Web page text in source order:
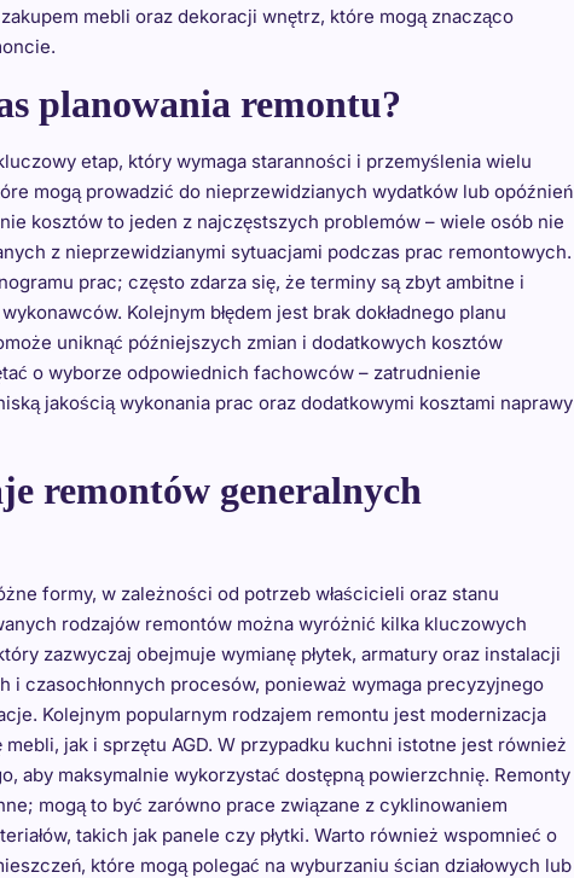
mebli oraz dekoracji wnętrz, które mogą znacząco
planowania remontu?
etap, który wymaga staranności i przemyślenia wielu
mogą prowadzić do nieprzewidzianych wydatków lub opóźnień
kosztów to jeden z najczęstszych problemów – wiele osób nie
z nieprzewidzianymi sytuacjami podczas prac remontowych.
prac; często zdarza się, że terminy są zbyt ambitne i
Kolejnym błędem jest brak dokładnego planu
uniknąć późniejszych zmian i dodatkowych kosztów
o wyborze odpowiednich fachowców – zatrudnienie
jakością wykonania prac oraz dodatkowymi kosztami naprawy
remontów generalnych
formy, w zależności od potrzeb właścicieli oraz stanu
rodzajów remontów można wyróżnić kilka kluczowych
zazwyczaj obejmuje wymianę płytek, armatury oraz instalacji
czasochłonnych procesów, ponieważ wymaga precyzyjnego
Kolejnym popularnym rodzajem remontu jest modernizacja
jak i sprzętu AGD. W przypadku kuchni istotne jest również
aby maksymalnie wykorzystać dostępną powierzchnię. Remonty
mogą to być zarówno prace związane z cyklinowaniem
takich jak panele czy płytki. Warto również wspomnieć o
które mogą polegać na wyburzaniu ścian działowych lub